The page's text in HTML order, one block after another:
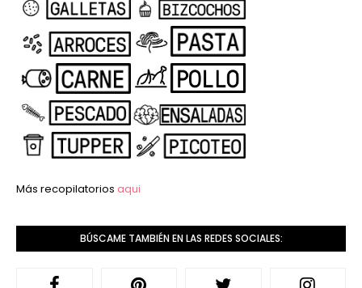
Más recopilatorios aqui
BÚSCAME TAMBIÉN EN LAS REDES SOCIALES: